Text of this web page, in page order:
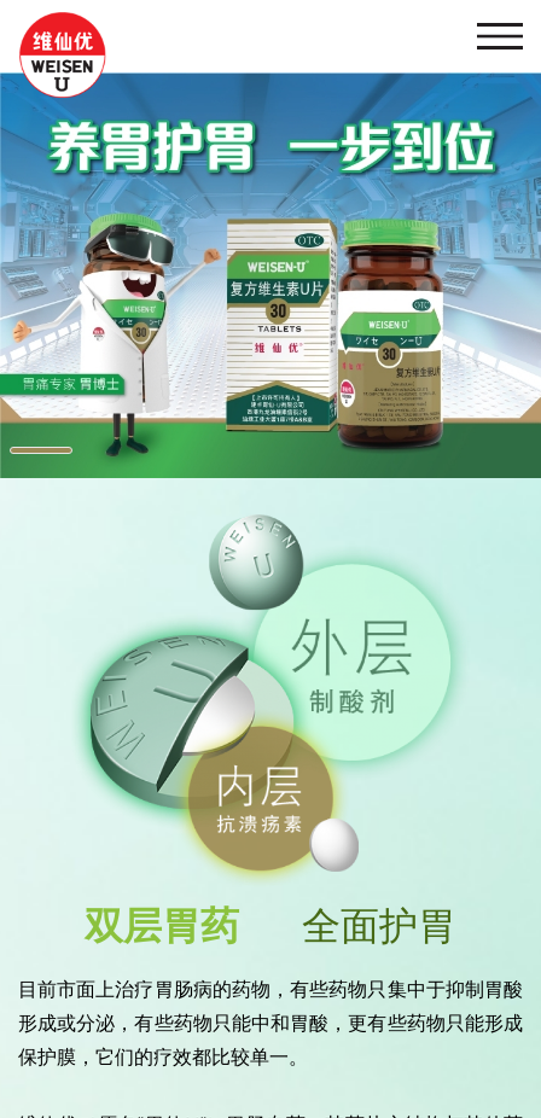
双层胃药 全面护胃
目前市面上治疗胃肠病的药物，有些药物只集中于抑制胃酸
形成或分泌，有些药物只能中和胃酸，更有些药物只能形成
保护膜，它们的疗效都比较单一。